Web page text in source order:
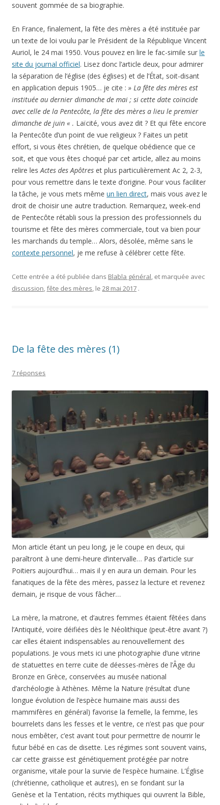
souvent gommée de sa biographie.
En France, finalement, la fête des mères a été instituée par
un texte de loi voulu par le Président de la République Vincent
Auriol, le 24 mai 1950. Vous pouvez en lire le fac-simile sur le
site du journal officiel. Lisez donc l’article deux, pour admirer
la séparation de l’église (des églises) et de l’État, soit-disant
en application depuis 1905… je cite : » La fête des mères est
instituée au dernier dimanche de mai ; si cette date coïncide
avec celle de la Pentecôte, la fête des mères a lieu le premier
dimanche de juin « . Laïcité, vous avez dit ? Et qui fête encore
la Pentecôte d’un point de vue religieux ? Faites un petit
effort, si vous êtes chrétien, de quelque obédience que ce
soit, et que vous êtes choqué par cet article, allez au moins
relire lesActes des Apôtres et plus particulièrement Ac 2, 2-3,
pour vous remettre dans le texte d’origine. Pour vous faciliter
la tâche, je vous mets même un lien direct, mais vous avez le
droit de choisir une autre traduction. Remarquez, week-end
de Pentecôte rétabli sous la pression des professionnels du
tourisme et fête des mères commerciale, tout va bien pour
les marchands du temple… Alors, désolée, même sans le
contexte personnel, je me refuse à célébrer cette fête.
Cette entrée a été publiée dans Blabla général, et marquée avec
discussion,fête des mères, le 28 mai 2017 .
De la fête des mères (1)
7 réponses
Mon article étant un peu long, je le coupe en deux, qui
paraîtront à une demi-heure d’intervalle… Pas d’article sur
Poitiers aujourd’hui… mais il y en aura un demain. Pour les
fanatiques de la fête des mères, passez la lecture et revenez
demain, je risque de vous fâcher…
La mère, la matrone, et d’autres femmes étaient fêtées dans
l’Antiquité, voire déifiées dès le Néolithique (peut-être avant ?)
car elles étaient indispensables au renouvellement des
populations. Je vous mets ici une photographie d’une vitrine
de statuettes en terre cuite de déesses-mères de l’Âge du
Bronze en Grèce, conservées au musée national
d’archéologie à Athènes. Même la Nature (résultat d’une
longue évolution de l’espèce humaine mais aussi des
mammifères en général) favorise la femelle, la femme, les
bourrelets dans les fesses et le ventre, ce n’est pas que pour
nous embêter, c’est avant tout pour permettre de nourrir le
futur bébé en cas de disette. Les régimes sont souvent vains,
car cette graisse est génétiquement protégée par notre
organisme, vitale pour la survie de l’espèce humaine. L’Église
(chrétienne, catholique et autres), en se fondant sur la
Genèse et la Tentation, récits mythiques qui ouvrent la Bible,